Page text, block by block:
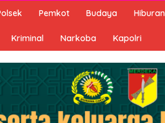
Pemkot Budaya Hiburan
Kriminal Narkoba Kapolri